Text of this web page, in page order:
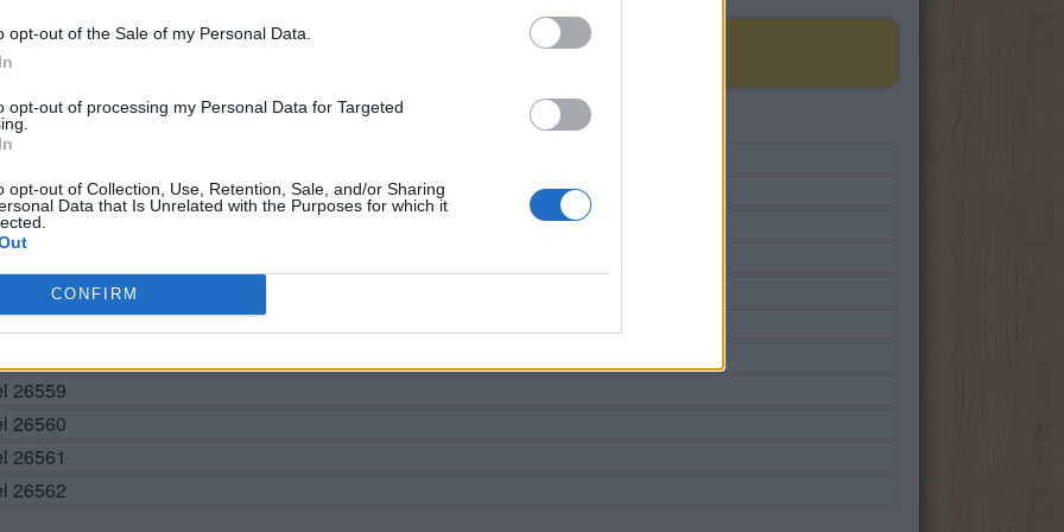
opt-out of the Sale of my Personal Data.
opt-out of processing my Personal Data for Targeted
opt-out of Collection, Use, Retention, Sale, and/or Sharing
Data that Is Unrelated with the Purposes for which it
CONFIRM
BUSCAR MÁS RESPUESTAS
26553
26556
26557
26559
26560
26561
26562